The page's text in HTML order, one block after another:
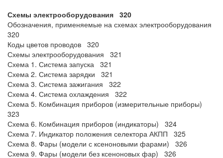
Схемы электрооборудования 320
Обозначения, применяемые на схемах электрооборудования
320
Коды цветов проводов 320
Схемы электрооборудования 321
Схема 1. Система запуска 321
Схема 2. Система зарядки 321
Схема 3. Система зажигания 322
Схема 4. Система охлаждения 322
Схема 5. Комбинация приборов (измерительные приборы)
323
Схема 6. Комбинация приборов (индикаторы) 324
Схема 7. Индикатор положения селектора АКПП 325
Схема 8. Фары (модели с ксеноновыми фарами) 326
Схема 9. Фары (модели без ксеноновых фар) 326